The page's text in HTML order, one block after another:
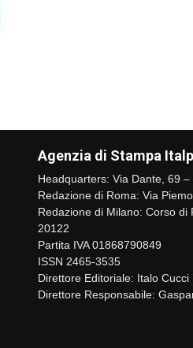
Agenzia di Stampa
Headquarters: Via Dante, 69
Redazione di Roma: Via
Redazione di Milano: Corso di
20122
Partita IVA 01868790849
ISSN 2465-3535
Direttore Editoriale: Italo Cucci
Direttore Responsabile: